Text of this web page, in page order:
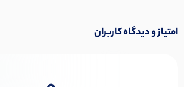
امتیاز و دیدگاه کاربران